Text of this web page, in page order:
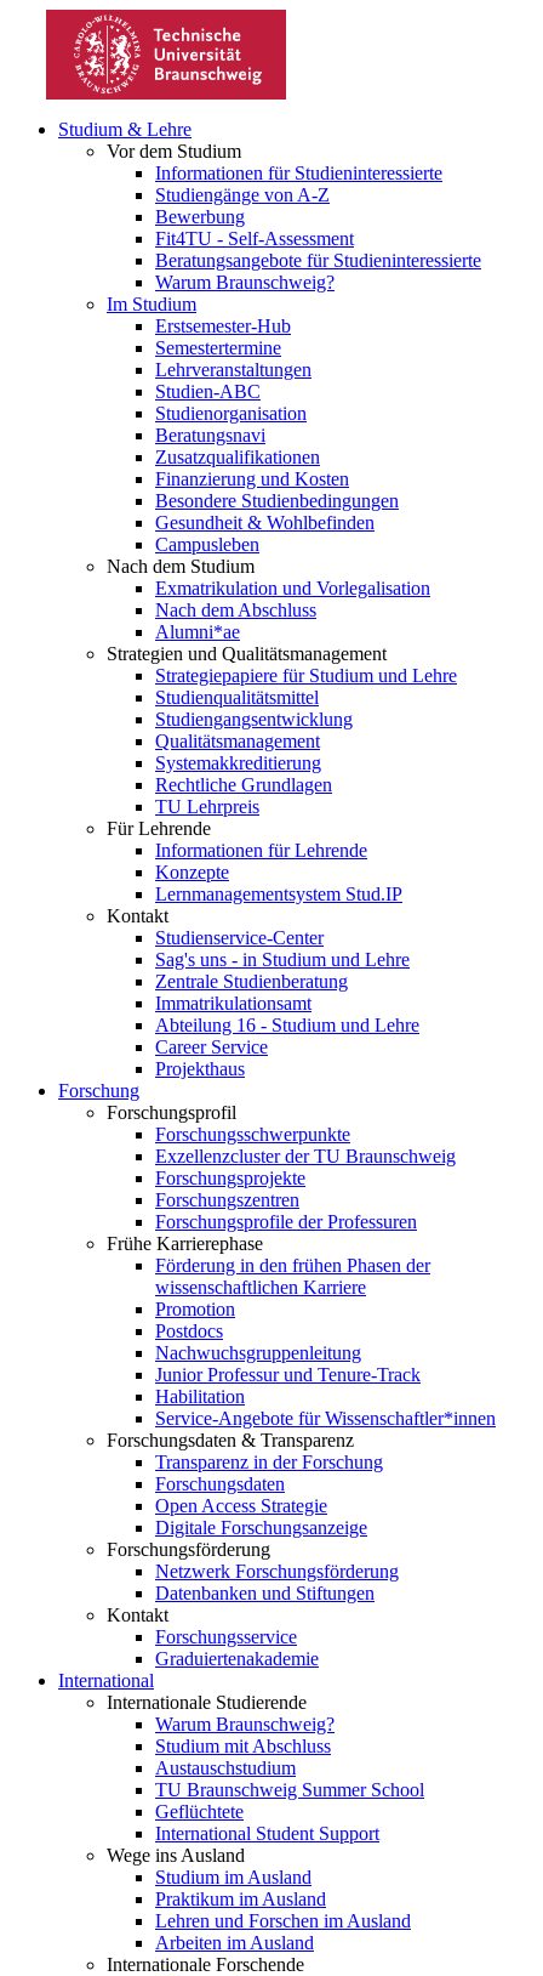
Studium & Lehre
Vor dem Studium
Informationen für Studieninteressierte
Studiengänge von A-Z
Bewerbung
Fit4TU - Self-Assessment
Beratungsangebote für Studieninteressierte
Warum Braunschweig?
Im Studium
Erstsemester-Hub
Semestertermine
Lehrveranstaltungen
Studien-ABC
Studienorganisation
Beratungsnavi
Zusatzqualifikationen
Finanzierung und Kosten
Besondere Studienbedingungen
Gesundheit & Wohlbefinden
Campusleben
Nach dem Studium
Exmatrikulation und Vorlegalisation
Nach dem Abschluss
Alumni*ae
Strategien und Qualitätsmanagement
Strategiepapiere für Studium und Lehre
Studienqualitätsmittel
Studiengangsentwicklung
Qualitätsmanagement
Systemakkreditierung
Rechtliche Grundlagen
TU Lehrpreis
Für Lehrende
Informationen für Lehrende
Konzepte
Lernmanagementsystem Stud.IP
Kontakt
Studienservice-Center
Sag's uns - in Studium und Lehre
Zentrale Studienberatung
Immatrikulationsamt
Abteilung 16 - Studium und Lehre
Career Service
Projekthaus
Forschung
Forschungsprofil
Forschungsschwerpunkte
Exzellenzcluster der TU Braunschweig
Forschungsprojekte
Forschungszentren
Forschungsprofile der Professuren
Frühe Karrierephase
Förderung in den frühen Phasen der
wissenschaftlichen Karriere
Promotion
Postdocs
Nachwuchsgruppenleitung
Junior Professur und Tenure-Track
Habilitation
Service-Angebote für Wissenschaftler*innen
Forschungsdaten & Transparenz
Transparenz in der Forschung
Forschungsdaten
Open Access Strategie
Digitale Forschungsanzeige
Forschungsförderung
Netzwerk Forschungsförderung
Datenbanken und Stiftungen
Kontakt
Forschungsservice
Graduiertenakademie
International
Internationale Studierende
Warum Braunschweig?
Studium mit Abschluss
Austauschstudium
TU Braunschweig Summer School
Geflüchtete
International Student Support
Wege ins Ausland
Studium im Ausland
Praktikum im Ausland
Lehren und Forschen im Ausland
Arbeiten im Ausland
Internationale Forschende